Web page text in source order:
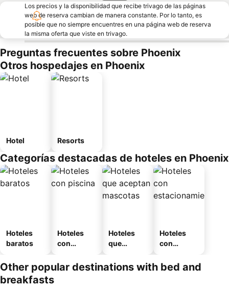
Los precios y la disponibilidad que recibe trivago de las páginas
web de reserva cambian de manera constante. Por lo tanto, es
posible que no siempre encuentres en una página web de reserva
la misma oferta que viste en trivago.
Preguntas frecuentes sobre Phoenix
Otros hospedajes en Phoenix
Hotel Resorts
Categorías destacadas de hoteles en Phoenix
Hoteles
baratos
Hoteles
con
Hoteles
que
mascotas
Hoteles
con
miento
Other popular destinations with bed and
breakfasts